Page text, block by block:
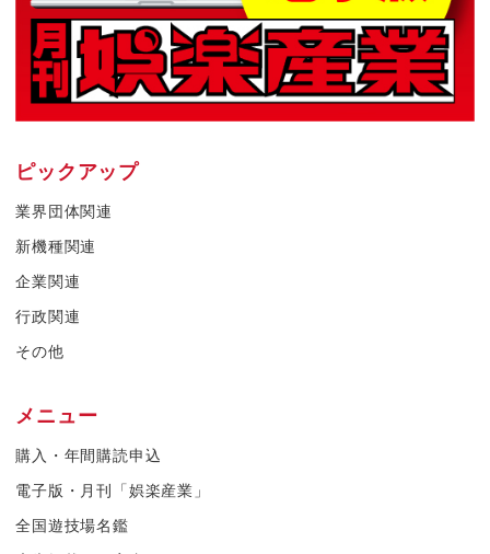
ピックアップ
業界団体関連
新機種関連
企業関連
行政関連
その他
メニュー
購入・年間購読申込
電子版・月刊「娯楽産業」
全国遊技場名鑑